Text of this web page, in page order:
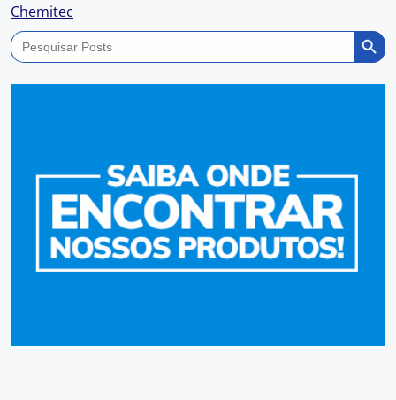
Chemitec
Search
for:
Search